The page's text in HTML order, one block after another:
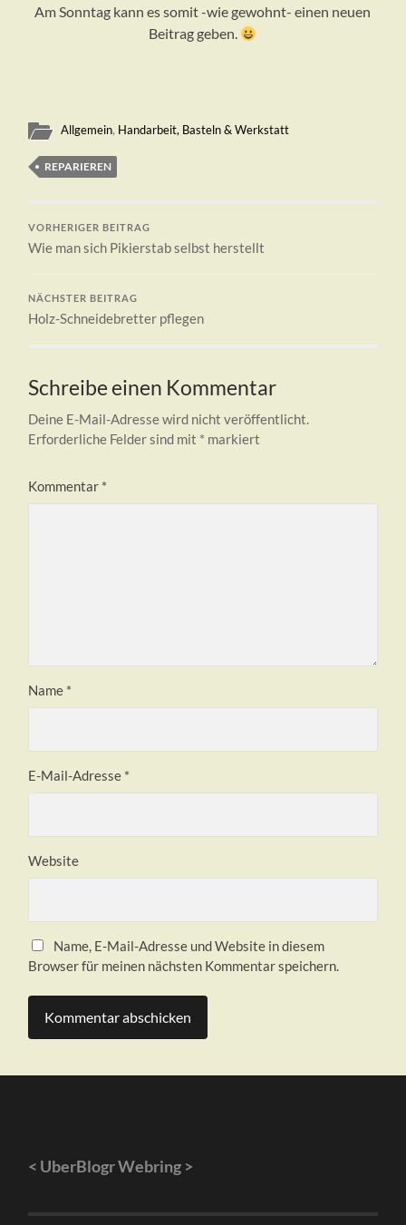
Am Sonntag kann es somit -wie gewohnt- einen neuen
Beitrag geben.
Allgemein, Handarbeit, Basteln & Werkstatt
REPARIEREN
VORHERIGER BEITRAG
Wie man sich Pikierstab selbst herstellt
NÄCHSTER BEITRAG
Holz-Schneidebretter pflegen
Schreibe einen Kommentar
Deine E-Mail-Adresse wird nicht veröffentlicht.
Erforderliche Felder sind mit * markiert
Kommentar *
Name *
E-Mail-Adresse *
Website
Name, E-Mail-Adresse und Website in diesem
Browser für meinen nächsten Kommentar speichern.
< UberBlogr Webring >